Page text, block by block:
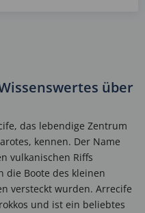
über
das lebendige Zentrum
kennen. Der Name
vulkanischen Riffs
die Boote des kleinen
versteckt wurden. Arrecife
und ist ein beliebtes